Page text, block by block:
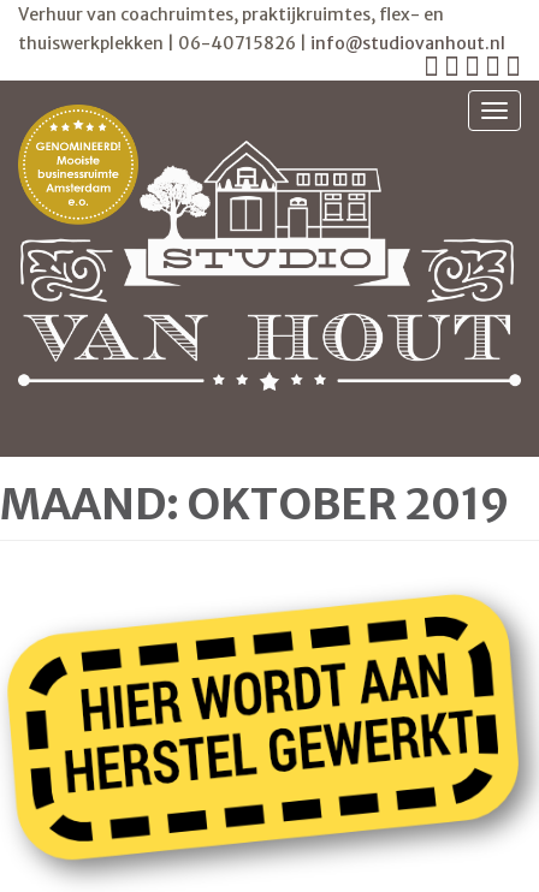
Verhuur van coachruimtes, praktijkruimtes, flex- en
thuiswerkplekken | 06-40715826 | info@studiovanhout.nl
MAAND: OKTOBER 2019